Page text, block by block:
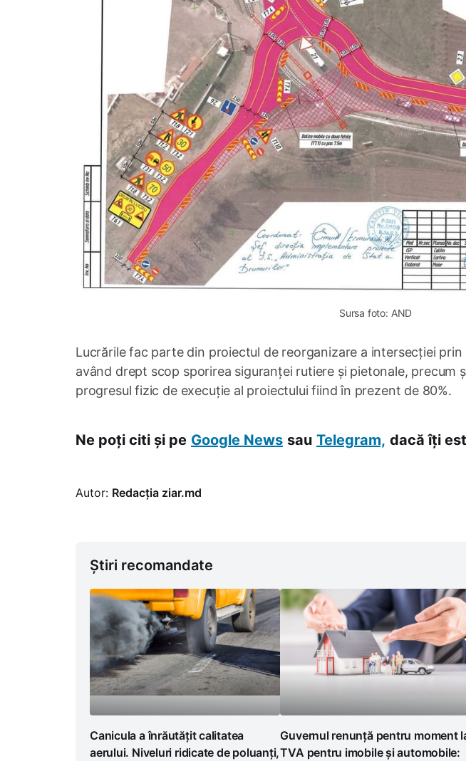
Sursa foto: AND
Lucrările fac parte din proiectul de reorganizare a intersecției prin
având drept scop sporirea siguranței rutiere și pietonale, precum
progresul fizic de execuție al proiectului fiind în prezent de 80%.
Ne poți citi și pe Google News sau Telegram, dacă îți
Autor: Redacția ziar.md
Știri recomandate
Canicula a înrăutățit calitatea
aerului. Niveluri ridicate de poluanți,
Guvernul renunță pentru moment
TVA pentru imobile și automobile: